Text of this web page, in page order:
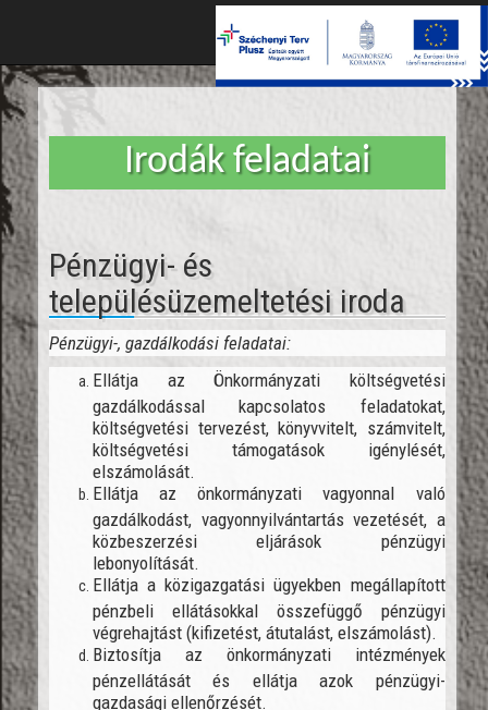
Irodák feladatai
Pénzügyi- és
településüzemeltetési iroda
Pénzügyi-, gazdálkodási feladatai:
Ellátja az Önkormányzati költségvetési
gazdálkodással kapcsolatos feladatokat,
költségvetési tervezést, könyvvitelt, számvitelt,
költségvetési támogatások igénylését,
elszámolását.
Ellátja az önkormányzati vagyonnal való
gazdálkodást, vagyonnyilvántartás vezetését, a
közbeszerzési eljárások pénzügyi
lebonyolítását.
Ellátja a közigazgatási ügyekben megállapított
pénzbeli ellátásokkal összefüggő pénzügyi
végrehajtást (kifizetést, átutalást, elszámolást).
Biztosítja az önkormányzati intézmények
pénzellátását és ellátja azok pénzügyi-
gazdasági ellenőrzését.